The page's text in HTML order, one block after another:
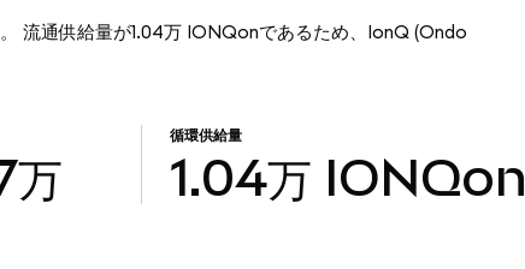
流通供給量が1.04万 IONQonであるため、IonQ (Ondo
万
循環供給量
1.04万 IONQon